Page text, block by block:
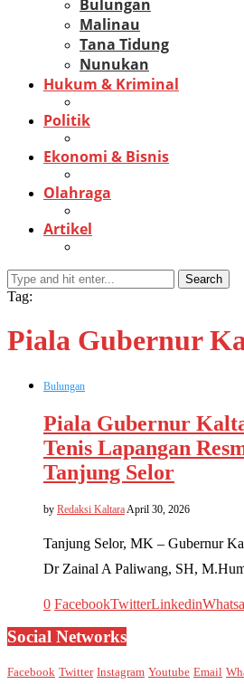
Bulungan
Malinau
Tana Tidung
Nunukan
Hukum & Kriminal
Politik
Ekonomi & Bisnis
Olahraga
Artikel
Search
Tag:
Piala Gubernur
Bulungan
Piala Gubernur
Tenis Lapangan
Tanjung Selor
by Redaksi Kaltara April 30, 2026
Tanjung Selor, MK – Gubernur
Dr Zainal A Paliwang, SH,
0 FacebookTwitterLinkedin
Social Networks
Facebook Twitter Instagram Youtube Email